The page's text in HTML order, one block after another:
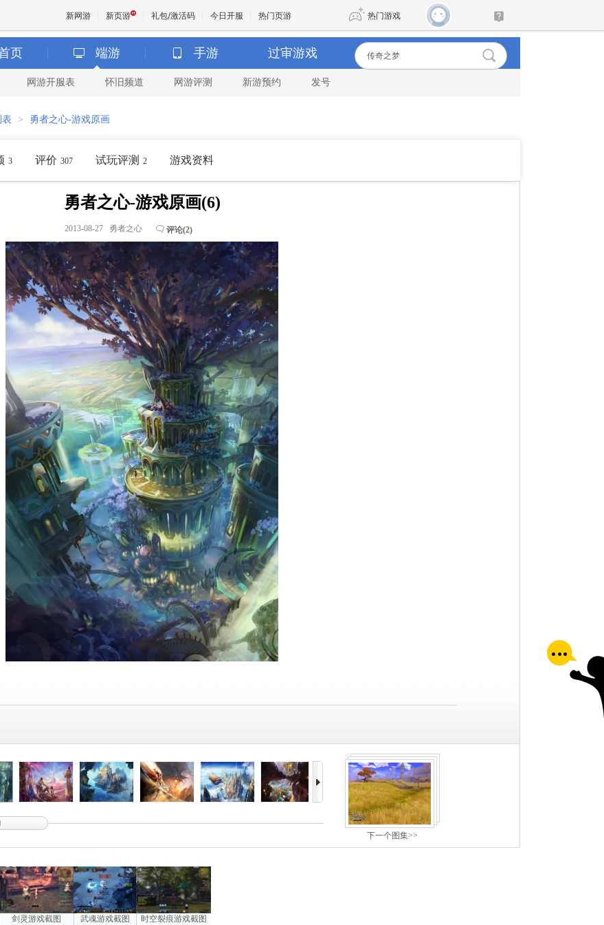
新网游 新页游 礼包/激活码 今日开服 热门页游 热门游戏
魔兽 DNF
页 端游 手游 过审游戏
网游开服表 怀旧频道 网游评测 新游预约 发号
表 > 勇者之心-游戏原画
3 评价 307 试玩评测 2 游戏资料
勇者之心-游戏原画(6)
评论(2)
2013-08-27 勇者之心
下一个图集>>
剑灵游戏截图 武魂游戏截图 时空裂痕游戏截图